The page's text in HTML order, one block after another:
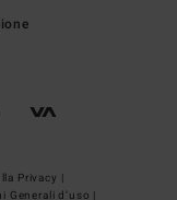
Privacy |
Generali d’uso |